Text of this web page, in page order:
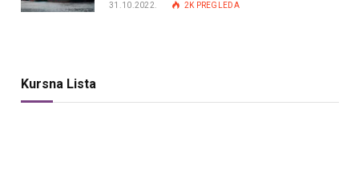
31.10.2022. 2K PREGLEDA
Kursna Lista